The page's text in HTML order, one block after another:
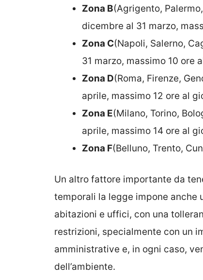
Zona B(Agrigento,
dicembre al 31 marzo,
Zona C(Napoli, Salerno,
31 marzo, massimo 10 ore
Zona D(Roma, Firenze,
aprile, massimo 12 ore al
Zona E(Milano, Torino,
aprile, massimo 14 ore al
Zona F(Belluno, Trento,
Un altro fattore importante da
temporali la legge impone anche
abitazioni e uffici, con una
restrizioni, specialmente con un
amministrative e, in ogni caso,
dell’ambiente.